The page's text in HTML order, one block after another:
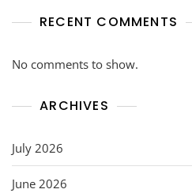
RECENT COMMENTS
No comments to show.
ARCHIVES
July 2026
June 2026